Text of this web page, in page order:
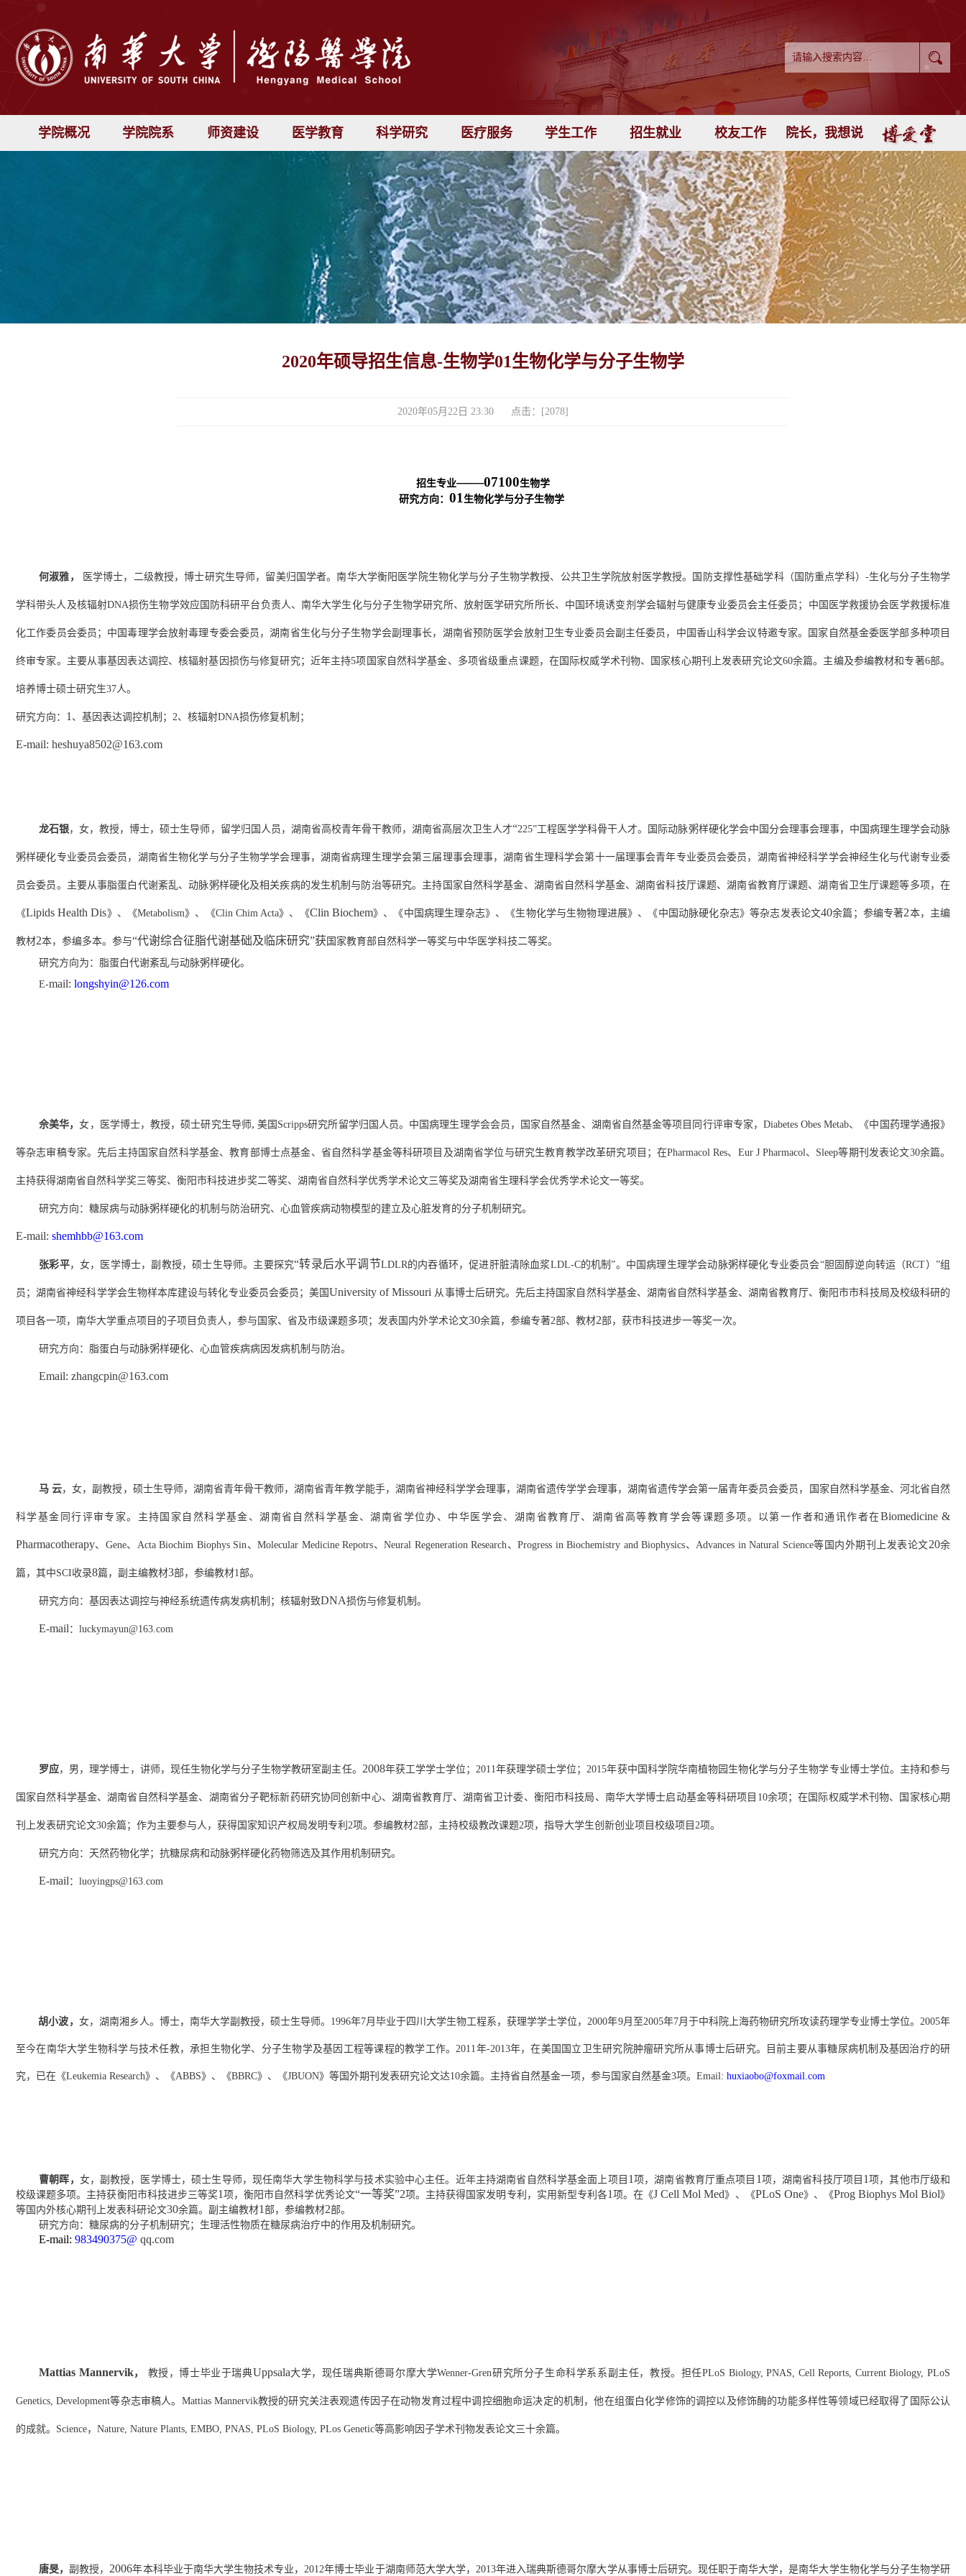
学院概况 学院院系 师资建设 医学教育 科学研究 医疗服务 学生工作 招生就业 校友工作 院长，我想说
2020年硕导招生信息-生物学01生物化学与分子生物学
2020年05月22日 23:30 点击：[2078]
招生专业——07100生物学
研究方向： 01 生物化学与分子生物学
何淑雅 ， 医学博士，二级教授，博士研究生导师，留美归国学者。南华大学衡阳医学院生物化学与分子生物学教授、公共卫生学院放射医学教授。国防支撑性基础学科（国防重点学科） -生化与分子生物学
学科带头人及核辐射DNA损伤生物学效应国防科研平台负责人、南华大学生化与分子生物学研究所、放射医学研究所所长、中国环境诱变剂学会辐射与健康专业委员会主任委员；中国医学救援协会医学救援标准
化工作委员会委员；中国毒理学会放射毒理专委会委员，湖南省生化与分子生物学会副理事长，湖南省预防医学会放射卫生专业委员会副主任委员，中国香山科学会议特邀专家。国家自然基金委医学部多种项目
终审专家。主要从事基因表达调控、核辐射基因损伤与修复研究；近年主持5项国家自然科学基金、多项省级重点课题，在国际权威学术刊物、国家核心期刊上发表研究论文60余篇。主编及参编教材和专著6部。
培养博士硕士研究生37人。
研究方向： 1 、基因表达调控机制； 2、核辐射DNA损伤修复机制；
E-mail: heshuya8502@163.com
龙石银，女，教授，博士，硕士生导师，留学归国人员， 湖南省高校青年骨干教师 ，湖南省高层次卫生人才“225”工程医学学科骨干人才。国际动脉粥样硬化学会中国分会理事会理事，中国病理生理学会动脉
粥样硬化专业委员会委员，湖南省生物化学与分子生物学学会理事，湖南省病理生理学会第三届理事会理事，湖南省生理科学会第十一届理事会青年专业委员会委员，湖南省神经科学学会神经生化与代谢专业委
员会委员。主要从事脂蛋白代谢紊乱、动脉粥样硬化及相关疾病的发生机制与防治等研究。主持国家自然科学基金、湖南省自然科学基金、湖南省科技厅课题、湖南省教育厅课题、湖南省卫生厅课题等多项，在
《Lipids Health Dis》、《Metabolism》、《Clin Chim Acta》、 《Clin Biochem》、 《中国病理生理杂志》、《生物化学与生物物理进展》 、 《中国动脉硬化杂志》等杂志发表论文40余篇 ；参编专著2本，主编
教材2本，参编多本。参与“代谢综合征脂代谢基础及临床研究”获 国家教育部自然科学一等奖与中华医学科技二等奖。
研究方向为： 脂蛋白代谢紊乱与动脉粥样硬化。
E-mail: longshyin@126.com
佘美华，女， 医学博士，教授，硕士研究生导师, 美国 Scripps研究所留学归国人员。中国病理生理学会会员，国家自然基金、湖南省自然基金等项目同行评审专家，Diabetes Obes Metab、《中国药理学通报》
等杂志审稿专家。先后主持国家自然科学基金、教育部博士点基金、省自然科学基金等科研项目及湖南省学位与研究生教育教学改革研究项目；在Pharmacol Res、 Eur J Pharmacol、 Sleep等期刊发表论文30余篇。
主持获得湖南省自然科学奖三等奖、衡阳市科技进步奖二等奖、湖南省自然科学优秀学术论文三等奖及湖南省生理科学会优秀学术论文一等奖。
研究方向：糖尿病与动脉粥样硬化的机制与防治研究、心血管疾病动物模型的建立及心脏发育的分子机制研究。
E-mail: shemhbb@163.com
张彩平， 女， 医学博士，副教授，硕士生导师。主要探究“转录后水平调节LDLR的内吞循环，促进肝脏清除血浆LDL-C的机制”。中国病理生理学会动脉粥样硬化专业委员会“胆固醇逆向转运（RCT）”组
员；湖南省神经科学学会生物样本库建设与转化专业委员会委员；美国 University of Missouri 从事博士后研究。先后主持国家自然科学基金、湖南省自然科学基金、湖南省教育厅、衡阳市市科技局及校级科研的
项目各一项，南华大学重点项目的子项目负责人，参与国家、省及市级课题多项；发表国内外学术论文30余篇，参编专著2部、 教材2部，获市科技进步一等奖一次。
研究方向：脂蛋白与动脉粥样硬化、心血管疾病病因发病机制与防治。
Email: zhangcpin@163.com
马 云，女， 副教授， 硕士生导师，湖南省青年骨干教师，湖南省青年教学能手，湖南省神经科学学会理事，湖南省遗传学学会理事，湖南省遗传学会第一届青年委员会委员，国家自然科学基金、河北省自然
科学基金同行评审专家。主持国家自然科学基金、湖南省自然科学基金、湖南省学位办、中华医学会、湖南省教育厅、湖南省高等教育学会等课题多项。以第一作者和通讯作者在Biomedicine &
Pharmacotherapy、 Gene、 Acta Biochim Biophys Sin、Molecular Medicine Repotrs、Neural Regeneration Research、Progress in Biochemistry and Biophysics、Advances in Natural Science等国内外期刊上发表论文20余
篇，其中SCI收录8篇，副主编教材3部，参编教材1部。
研究方向： 基因表达调控与神经系统遗传病发病机制；核辐射致DNA损伤与修复机制。
E-mail ： luckymayun@163.com
罗应，男，理学博士，讲师，现任生物化学与分子生物学教研室副主任。 2008年获工学学士学位；2011年获理学硕士学位；2015年获中国科学院华南植物园生物化学与分子生物学专业博士学位。主持和参与
国家自然科学基金、湖南省自然科学基金、湖南省分子靶标新药研究协同创新中心、湖南省教育厅、湖南省卫计委、衡阳市科技局、南华大学博士启动基金等科研项目 10余项；在国际权威学术刊物、国家核心期
刊上发表研究论文30余篇；作为主要参与人，获得国家知识产权局发明专利 2项。参编教材2部，主持校级教改课题2项，指导大学生创新创业项目校级项目 2项。
研究方向：天然药物化学；抗糖尿病和动脉粥样硬化药物筛选及其作用机制研究。
E-mail ： luoyingps@163.com
胡小波 ， 女，湖南湘乡人。博士，南华大学副教授，硕士生导师。 1996年7月毕业于四川大学生物工程系，获理学学士学位，2000年9月至2005年7月于中科院上海药物研究所攻读药理学专业博士学位。2005年
至今在南华大学生物科学与技术任教，承担生物化学、 分子生物学及基因工程等课程的教学工作。2011年-2013年，在美国国立卫生研究院肿瘤研究所从事博士后研究。目前主要从事糖尿病机制及基因治疗的研
究， 已在《Leukemia Research》、《ABBS》、《BBRC》、《JBUON》等国外期刊发表研究论文达10余篇。主持省自然基金一项，参与国家自然基金3项。 Email: huxiaobo@foxmail.com
曹朝晖 ， 女， 副教授，医学博士，硕士生导师 ， 现任南华大学生物科学与技术实验中心主任。近年主持湖南省自然科学基金面上项目 1 项，湖南省教育厅重点项目 1 项， 湖南省科技厅项目 1项，其他市厅级和
校级课题多项。主持获衡阳市科技进步三等奖1项，衡阳市自然科学优秀论文“一等奖”2项。主持获得 国家发明专利，实用新型专利各1项。在《J Cell Mol Med》、《PLoS One》、《Prog Biophys Mol Biol》
等国内外核心期刊上发表科研论文30余篇。 副主编教材1 部，参编教材2部。
研究方向： 糖尿病的分子机制研究；生理活性物质在糖尿病治疗中的作用及机制研究。
E-mail: 983490375@ qq.com
Mattias Mannervik， 教授，博士毕业于瑞典Uppsala大学，现任瑞典斯德哥尔摩大学Wenner-Gren研究所分子生命科学系系副主任，教授。担任PLoS Biology, PNAS, Cell Reports, Current Biology, PLoS
Genetics, Development等杂志审稿人。 Mattias Mannervik教授的研究关注表观遗传因子在动物发育过程中调控细胞命运决定的机制，他在组蛋白化学修饰的调控以及修饰酶的功能多样性等领域已经取得了国际公认
的成就。 Science， Nature, Nature Plants, EMBO, PNAS, PLoS Biology, PLos Genetic等高影响因子学术刊物发表论文三十余篇。
唐旻， 副教授，2006年本科毕业于南华大学生物技术专业，2012年博士毕业于湖南师范大学大学， 2013年进入瑞典斯德哥尔摩大学从事博士后研究。现任职于南华大学，是南华大学生物化学与分子生物学研